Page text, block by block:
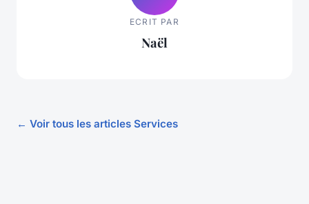
ECRIT PAR
Naël
← Voir tous les articles Services